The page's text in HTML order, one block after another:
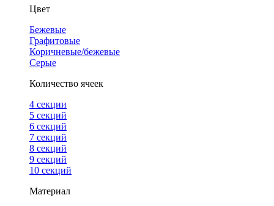
Цвет
Бежевые
Графитовые
Коричневые/бежевые
Серые
Количество ячеек
4 cекции
5 секций
6 секций
7 секций
8 секций
9 секций
10 секций
Материал